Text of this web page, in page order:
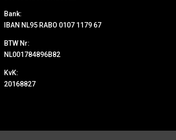
Bank:
IBAN NL95 RABO 0107 1179 67
BTW Nr:
NL001784896B82
KvK:
20168827